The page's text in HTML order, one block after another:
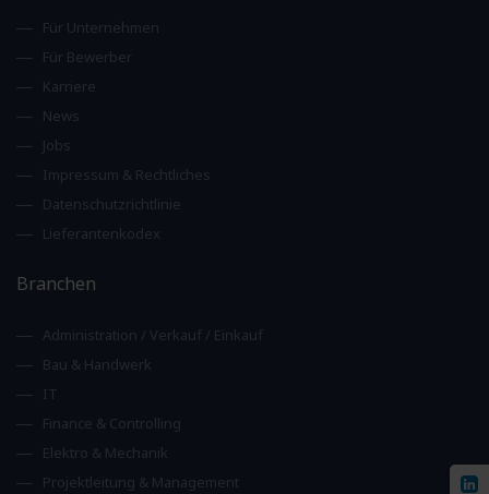
Für Unternehmen
Für Bewerber
Karriere
News
Jobs
Impressum & Rechtliches
Datenschutzrichtlinie
Lieferantenkodex
Branchen
Administration / Verkauf / Einkauf
Bau & Handwerk
IT
Finance & Controlling
Elektro & Mechanik
Projektleitung & Management